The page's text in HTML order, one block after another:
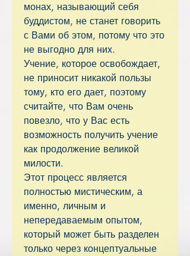
монах, называющий себя
буддистом, не станет говорить
с Вами об этом, потому что это
не выгодно для них.
Учение, которое освобождает,
не приносит никакой пользы
тому, кто его дает, поэтому
считайте, что Вам очень
повезло, что у Вас есть
возможность получить учение
как продолжение великой
милости.
Этот процесс является
полностью мистическим, а
именно, личным и
непередаваемым опытом,
который может быть разделен
только через концептуальные